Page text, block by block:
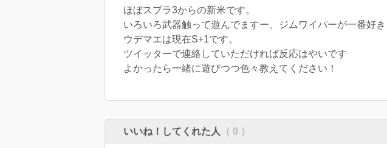
ほぼスプラ3からの新米です。
いろいろ武器触って遊んでますー、ジムワイパーが一番好き
ウデマエは現在S+1です。
ツイッターで連絡していただければ反応はやいです
よかったら一緒に遊びつつ色々教えてください！
いいね！してくれた人 （ 0 ）